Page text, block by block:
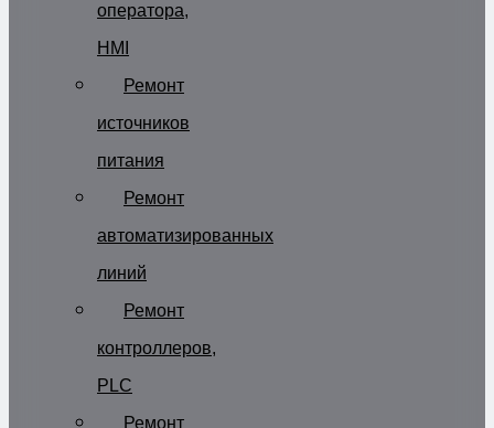
оператора,
HMI
Ремонт
источников
питания
Ремонт
автоматизированных
линий
Ремонт
контроллеров,
PLC
Ремонт